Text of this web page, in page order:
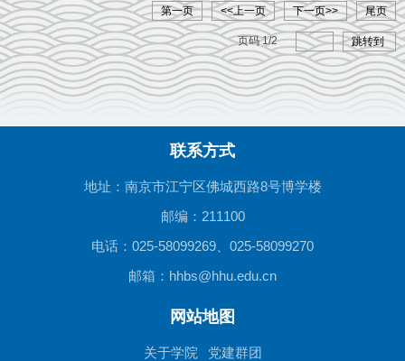
（2021年启用） 第一页 <<上一页 下一页>> 尾页
页码1/2 跳转到
联系方式
地址：南京市江宁区佛城西路8号博学楼
邮编：211100
电话：025-58099269、025-58099270
邮箱：hhbs@hhu.edu.cn
网站地图
关于学院
党建群团